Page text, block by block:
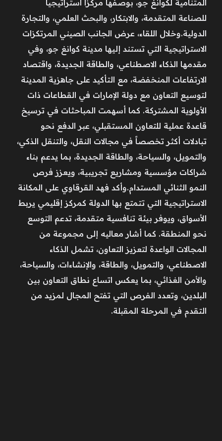
المتنامية لكوانغ جو، بوصفها مركزاً استراتيجياً
للصناعة المتقدمة، والابتكار، والبحث العلمي، والتجارة
الدولية.وخلال اللقاء، عرض الجانب الصيني المرتكزات
الاستراتيجية التي تستند إليها مدينة كوانغ جو، وفي
مقدمها الذكاء الاصطناعي، والطاقة الجديدة، واقتصاد
الارتفاعات المنخفضة، مع التأكيد على جاهزية المدينة
لتوسيع التعاون مع دولة الإمارات في القطاعات ذات
الأولوية المشتركة. كما أسهمت المباحثات في ترسيخ
قاعدة عملية للتعاون المستقبلي، عبر الدفع نحو
تبادلات أكثر تخصصاً في مجالات النقل، والتنقل الذكي،
والتمويل، والسياحة، والطاقة الجديدة، بما يدعم بناء
شراكات مؤسسية ومشاريع تجريبية، ويعزز فرص
النمو الثنائي المستدام.وأكد فهد القرقاوي على المكانة
الاستراتيجية التي تتمتع بها الدولة كمركز إقليمي يربط
الأسواق، ويوفر بيئة تنافسية متقدمة، تدعم التوسع
نحو المنطقة. كما أشار معاليه إلى مجموعة من
المجالات الواعدة لتعزيز التعاون، تشمل الذكاء
الاصطناعي، والتمويل، والطاقة، والإنشاءات، والسياحة،
والأمن الغذائي، بما يعكس اتساع نطاق التعاون بين
البلدين، وتعدد الفرص التي تفتح المجال لمزيد من
التقدم في المرحلة المقبلة.